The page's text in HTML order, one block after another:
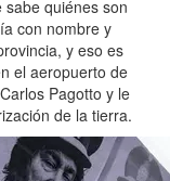
quiénes son
con nombre y
y eso es
el aeropuerto de
Pagotto y le
de la tierra.